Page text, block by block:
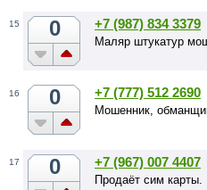
15 0 +7 (987) 834 3379
Маляр штукатур
16 0 +7 (777) 512 2690
Мошенник,
17 0 +7 (967) 007 4407
Продаёт сим карты.